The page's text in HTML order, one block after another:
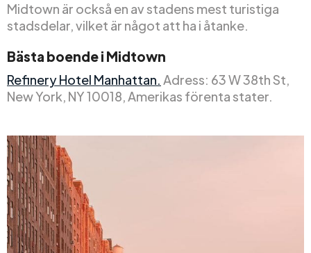
Midtown är också en av stadens mest turistiga
stadsdelar, vilket är något att ha i åtanke.
Bästa boende i Midtown
Refinery Hotel Manhattan. Adress: 63 W 38th St,
New York, NY 10018, Amerikas förenta stater.